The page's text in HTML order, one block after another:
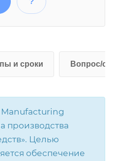
и сроки Вопрос/
Manufacturing
производства
Целью
обеспечение